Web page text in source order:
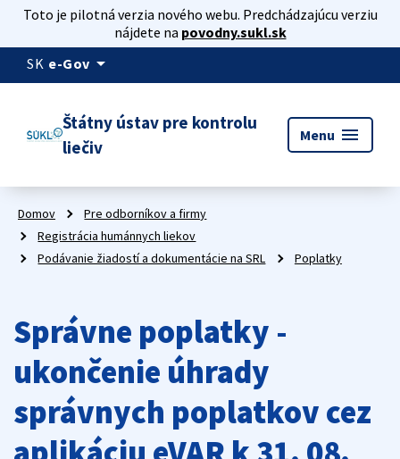
Toto je pilotná verzia nového webu. Predchádzajúcu verziu
nájdete na povodny.sukl.sk
SK e-Gov arrow_drop_down
Štátny ústav pre kontrolu
liečiv
Menu menu
Domov
Pre odborníkov a firmy
Registrácia humánnych liekov
Podávanie žiadostí a dokumentácie na SRL
Poplatky
Správne poplatky -
ukončenie úhrady
správnych poplatkov cez